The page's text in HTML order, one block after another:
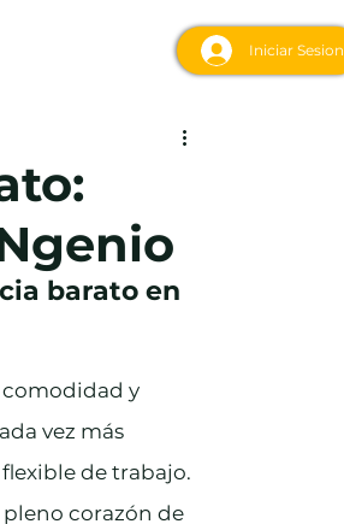
Iniciar Sesion
barato en
y
vez más
de trabajo.
corazón de